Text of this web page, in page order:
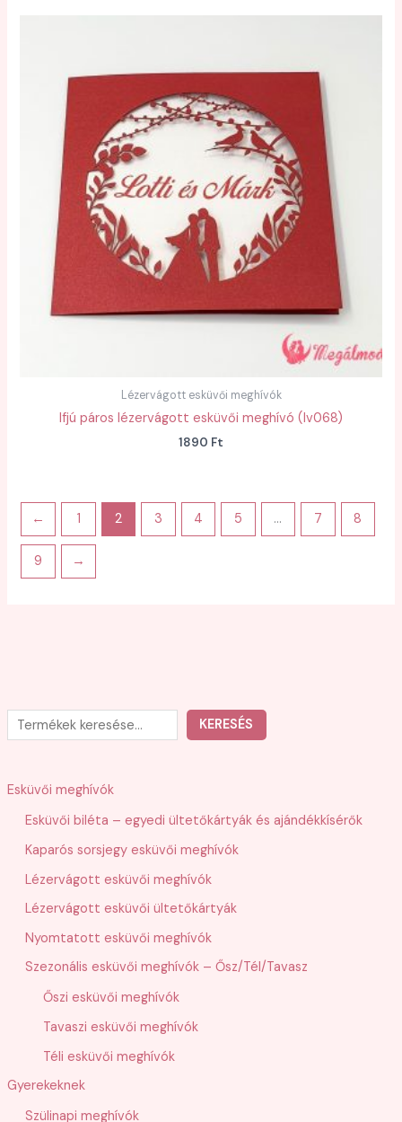
e
KERESÉS
Esküvői meghívók
Esküvői biléta – egyedi ültetőkártyák és ajándékkísérők
Kaparós sorsjegy esküvői meghívók
Lézervágott esküvői meghívók
Lézervágott esküvői ültetőkártyák
Nyomtatott esküvői meghívók
Szezonális esküvői meghívók – Ősz/Tél/Tavasz
Őszi esküvői meghívók
Tavaszi esküvői meghívók
Téli esküvői meghívók
Gyerekeknek
Szülinapi meghívók
Lézervágott esküvői meghívók
Ifjú páros lézervágott esküvői meghívó (lv068)
1890 Ft
← 1 2 3 4 5 … 7 8
9 →